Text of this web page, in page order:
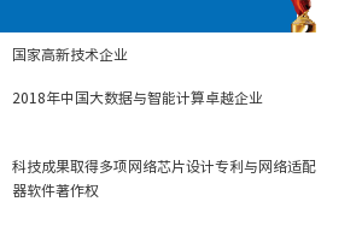
国家高新技术企业
2018年中国大数据与智能计算卓越企业
科技成果取得多项网络芯片设计专利与网络适配
器软件著作权